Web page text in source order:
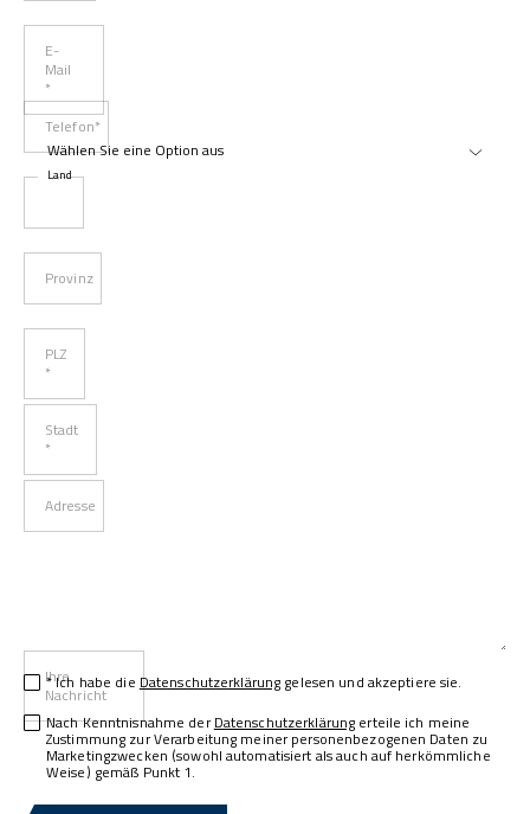
E-
Mail
*
Telefon*
Land
Provinz
PLZ
*
Stadt
*
Adresse
Ihre
Nachricht
* Ich habe die Datenschutzerklärung gelesen und akzeptiere sie.
Nach Kenntnisnahme derDatenschutzerklärung erteile ich meine
Zustimmung zur Verarbeitung meiner personenbezogenen Daten zu
Marketingzwecken (sowohl automatisiert als auch auf herkömmliche
Weise) gemäß Punkt 1.